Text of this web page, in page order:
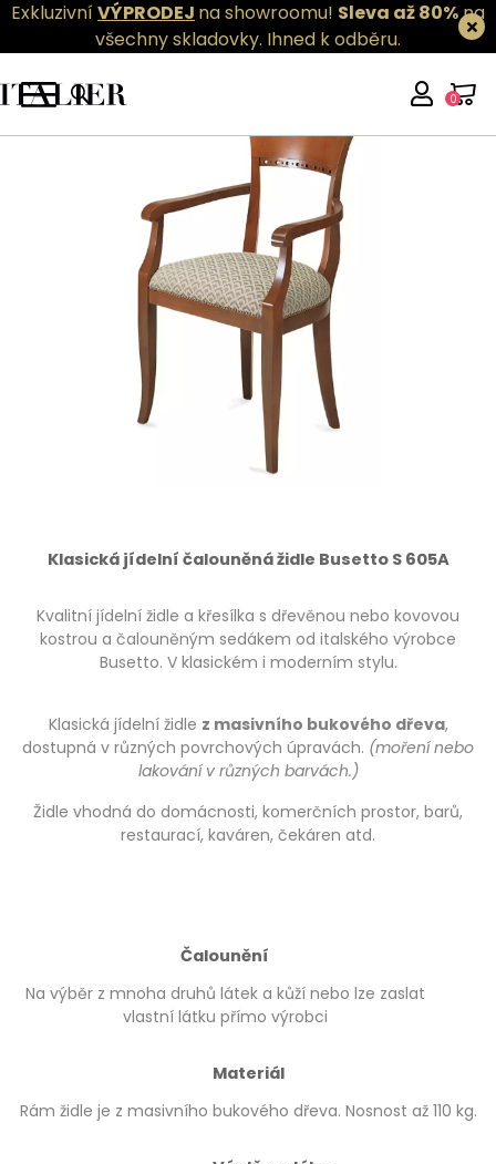
ExkluzivníVÝPRODEJ na showroomu! Sleva až 80%na
všechny skladovky. Ihned k odběru.
0
Klasická jídelní čalouněná židle Busetto S 605A
Kvalitní jídelní židle a křesílka s dřevěnou nebo kovovou
kostrou a čalouněným sedákem od italského výrobce
Busetto. V klasickém i moderním stylu.
Klasická jídelní židle z masivního bukového dřeva,
dostupná v různých povrchových úpravách. (moření nebo
lakování v různých barvách.)
Židle vhodná do domácnosti, komerčních prostor, barů,
restaurací, kaváren, čekáren atd.
Čalounění
Na výběr z mnoha druhů látek a kůží nebo lze zaslat
vlastní látku přímo výrobci
Materiál
Rám židle je z masivního bukového dřeva. Nosnost až 110 kg.